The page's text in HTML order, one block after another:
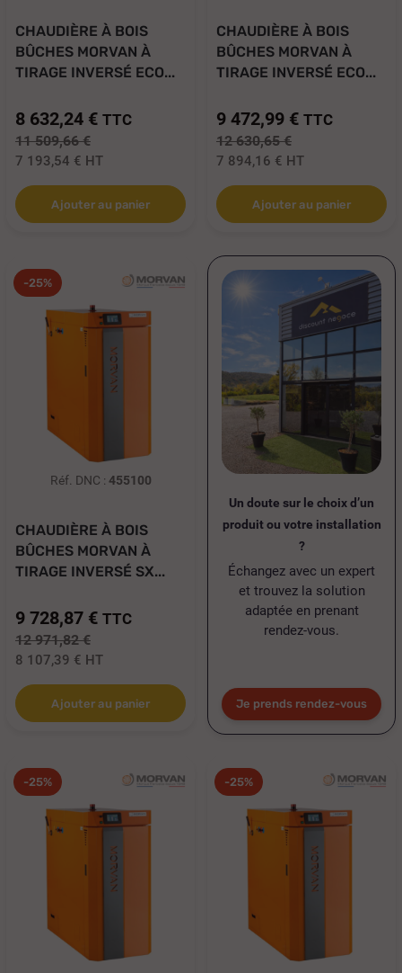
CHAUDIÈRE À BOIS
BÛCHES MORVAN À
TIRAGE INVERSÉ ECO...
8 632,24 € TTC
11 509,66 €
7 193,54 € HT
Ajouter au panier
CHAUDIÈRE À BOIS
BÛCHES MORVAN À
TIRAGE INVERSÉ ECO...
9 472,99 € TTC
12 630,65 €
7 894,16 € HT
Ajouter au panier
-25%
Réf. DNC : 455100
CHAUDIÈRE À BOIS
BÛCHES MORVAN À
TIRAGE INVERSÉ SX...
9 728,87 € TTC
12 971,82 €
8 107,39 € HT
Ajouter au panier
Un doute sur le choix d’un
produit ou votre installation
?
Échangez avec un expert
et trouvez la solution
adaptée en prenant
rendez-vous.
Je prends rendez-vous
-25% -25%